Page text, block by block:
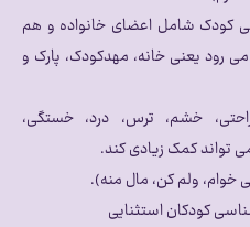
کودک شامل اعضای خانواده و هم
رود یعنی خانه، مهدکودک، پارک و
خشم، ترس، درد، خستگی،
تواند کمک زیادی کند.
خوام، ولم کن، مال منه).
کودکان استثنایی